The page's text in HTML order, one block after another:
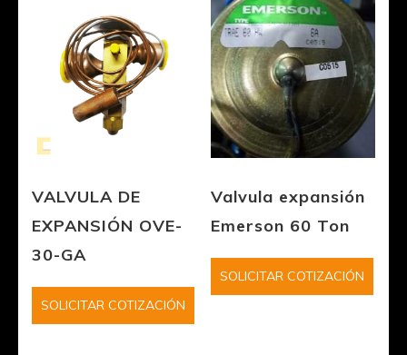
VALVULA DE
EXPANSIÓN OVE-
30-GA
SOLICITAR COTIZACIÓN
Valvula expansión
Emerson 60 Ton
SOLICITAR COTIZACIÓN